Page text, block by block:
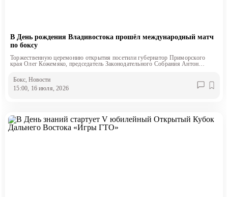
В День рождения Владивостока прошёл международный матч
по боксу
Торжественную церемонию открытия посетили губернатор Приморского
края Олег Кожемяко, председатель Законодательного Собрания Антон
Бокс, Новости
15:00, 16 июля, 2026